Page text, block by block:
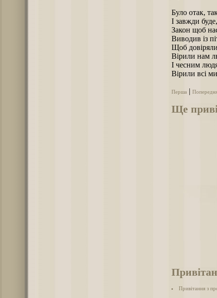
Було отак,
І завжди буде,
Закон щоб
Виводив із
Щоб
Вірили нам
І чесним
Вірили всі
Перша
Ще
Привітання з